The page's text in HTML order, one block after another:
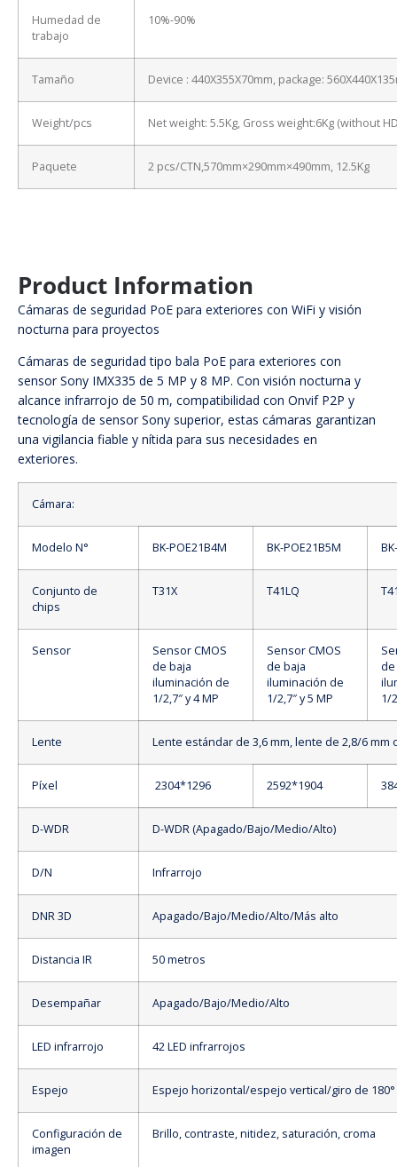
Humedad de
trabajo
10%-90%
Tamaño Device : 440X355X70mm, package:
Weight/pcs Net weight: 5.5Kg, Gross weight:6Kg (without
Paquete 2 pcs/CTN,570mm×290mm×490mm, 12.5Kg
Product Information
Cámaras de seguridad PoE para exteriores con WiFi y visión
nocturna para proyectos
Cámaras de seguridad tipo bala PoE para exteriores con
sensor Sony IMX335 de 5 MP y 8 MP. Con visión nocturna y
alcance infrarrojo de 50 m, compatibilidad con Onvif P2P y
tecnología de sensor Sony superior, estas cámaras garantizan
una vigilancia fiable y nítida para sus necesidades en
exteriores.
Cámara:
Modelo N° BK-POE21B4M BK-POE21B5M
Conjunto de
chips
T31X T41LQ
Sensor
Sensor CMOS
de baja
iluminación de
1/2,7″ y 4 MP
Sensor CMOS
de baja
iluminación de
1/2,7″ y 5 MP
de
1/
Lente Lente estándar de 3,6 mm, lente de 2,8/6 mm
Píxel 2304*1296 2592*1904
D-WDR D-WDR (Apagado/Bajo/Medio/Alto)
D/N Infrarrojo
DNR 3D Apagado/Bajo/Medio/Alto/Más alto
Distancia IR 50 metros
Desempañar Apagado/Bajo/Medio/Alto
LED infrarrojo 42 LED infrarrojos
Espejo Espejo horizontal/espejo vertical/giro de 180°
Configuración de
imagen
Brillo, contraste, nitidez, saturación, croma